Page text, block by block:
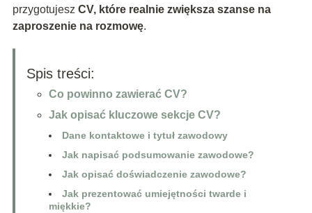
przygotujesz CV, które realnie zwiększa szanse na
zaproszenie na rozmowę.
Spis treści:
Co powinno zawierać CV?
Jak opisać kluczowe sekcje CV?
Dane kontaktowe i tytuł zawodowy
Jak napisać podsumowanie zawodowe?
Jak opisać doświadczenie zawodowe?
Jak prezentować umiejętności twarde i
miękkie?